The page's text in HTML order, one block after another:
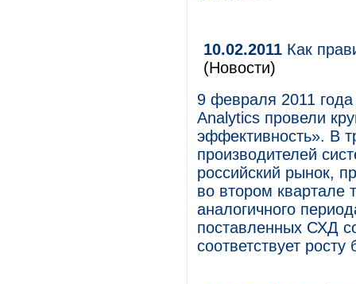
10.02.2011 Как
(Новости)
9 февраля 2011
Analytics провели
эффективность». В
производителей
российский рынок,
во втором квартале
аналогичного
поставленных СХД
соответствует